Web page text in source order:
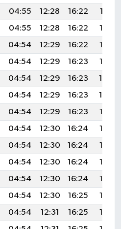
04:55 12:28 16:22
19:51
04:55 12:28 16:22
19:52
04:54 12:29 16:22
19:53
04:54 12:29 16:23
19:53
04:54 12:29 16:23
19:54
04:54 12:29 16:23
19:54
04:54 12:29 16:23
19:55
04:54 12:30 16:24
19:55
04:54 12:30 16:24
19:56
04:54 12:30 16:24
19:56
04:54 12:30 16:24
19:57
04:54 12:30 16:25
19:57
04:54 12:31 16:25
19:58